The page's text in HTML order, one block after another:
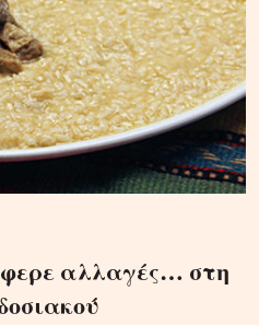
αλλαγές… στη